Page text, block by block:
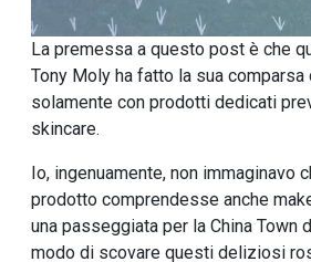
La premessa a questo post è che
Tony Moly ha fatto la sua comparsa
solamente con prodotti dedicati
skincare.
Io, ingenuamente, non immaginavo
prodotto comprendesse anche
una passeggiata per la China Town
modo di scovare questi deliziosi